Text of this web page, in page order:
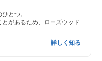
とつ。
があるため、ローズウッド
詳しく知る